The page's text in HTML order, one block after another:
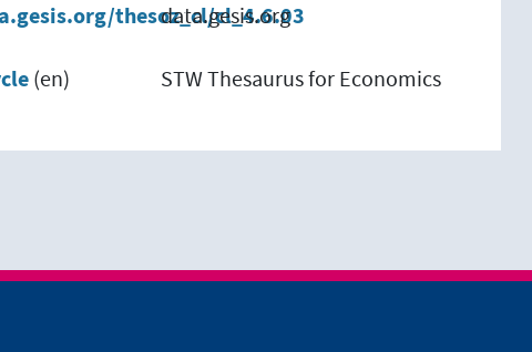
thesoz_cl/cl_4.6.03
data.gesis.org
(en) STW Thesaurus for Economics